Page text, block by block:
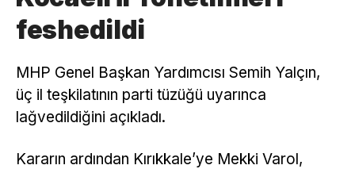
feshedildi
MHP Genel Başkan Yardımcısı Semih Yalçın,
üç il teşkilatının parti tüzüğü uyarınca
lağvedildiğini açıkladı.
Kararın ardından Kırıkkale’ye Mekki Varol,